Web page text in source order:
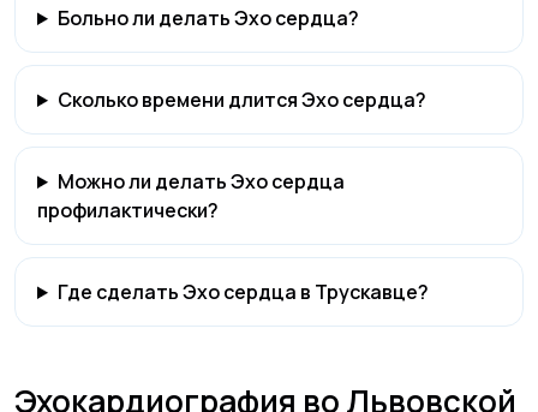
Больно ли делать Эхо сердца?
Сколько времени длится Эхо сердца?
Можно ли делать Эхо сердца
профилактически?
Где сделать Эхо сердца в Трускавце?
Эхокардиография во Львовской